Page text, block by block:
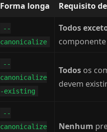
Forma longa Requisito
--
canonicalize
Todos
--
canonicalize
-existing
Todos os
devem
--
canonicalize
Nenhum